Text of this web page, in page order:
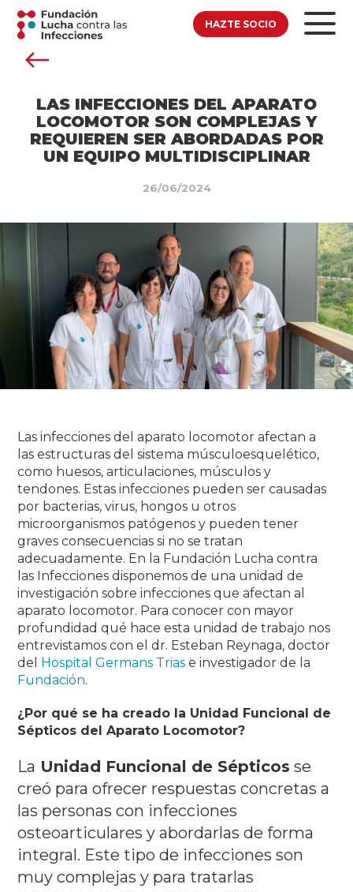
HAZTE SOCIO
LAS INFECCIONES DEL APARATO
LOCOMOTOR SON COMPLEJAS Y
REQUIEREN SER ABORDADAS POR
UN EQUIPO MULTIDISCIPLINAR
26/06/2024
Las infecciones del aparato locomotor afectan a
las estructuras del sistema músculoesquelético,
como huesos, articulaciones, músculos y
tendones. Estas infecciones pueden ser causadas
por bacterias, virus, hongos u otros
microorganismos patógenos y pueden tener
graves consecuencias si no se tratan
adecuadamente. En la Fundación Lucha contra
las Infecciones disponemos de una unidad de
investigación sobre infecciones que afectan al
aparato locomotor. Para conocer con mayor
profundidad qué hace esta unidad de trabajo nos
entrevistamos con el dr. Esteban Reynaga, doctor
del
Hospital Germans Trias e investigador de la
Fundación.
¿Por qué se ha creado la Unidad Funcional de
Sépticos del Aparato Locomotor?
La Unidad Funcional de Sépticos se
creó para ofrecer respuestas concretas a
las personas con infecciones
osteoarticulares y abordarlas de forma
integral. Este tipo de infecciones son
muy complejas y para tratarlas